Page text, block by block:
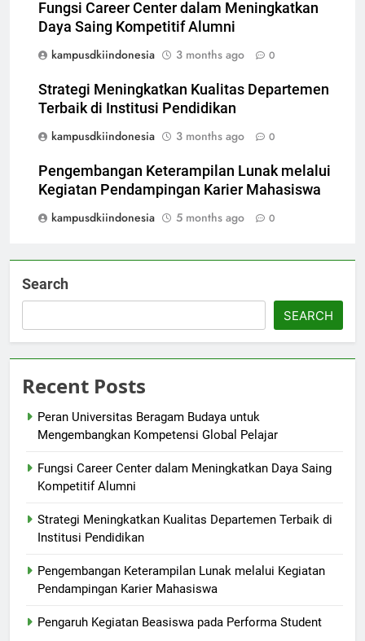
Fungsi Career Center dalam Meningkatkan
Daya Saing Kompetitif Alumni
kampusdkiindonesia
3 months ago 0
Strategi Meningkatkan Kualitas Departemen
Terbaik di Institusi Pendidikan
kampusdkiindonesia
3 months ago 0
Pengembangan Keterampilan Lunak melalui
Kegiatan Pendampingan Karier Mahasiswa
kampusdkiindonesia
5 months ago 0
Search
SEARCH
Recent Posts
Peran Universitas Beragam Budaya untuk
Mengembangkan Kompetensi Global Pelajar
Fungsi Career Center dalam Meningkatkan Daya Saing
Kompetitif Alumni
Strategi Meningkatkan Kualitas Departemen Terbaik di
Institusi Pendidikan
Pengembangan Keterampilan Lunak melalui Kegiatan
Pendampingan Karier Mahasiswa
Pengaruh Kegiatan Beasiswa pada Performa Student